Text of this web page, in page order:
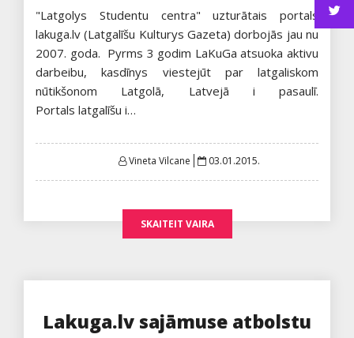
"Latgolys Studentu centra" uzturātais portals
lakuga.lv (Latgalīšu Kulturys Gazeta) dorbojās jau nu
2007. goda. Pyrms 3 godim LaKuGa atsuoka aktivu
darbeibu, kasdīnys viestejūt par latgaliskom
nūtikšonom Latgolā, Latvejā i pasaulī.
Portals latgalīšu i…
Vineta Vilcane
Posted
03.01.2015.
SKAITEIT VAIRA
Lakuga.lv sajāmuse atbolstu